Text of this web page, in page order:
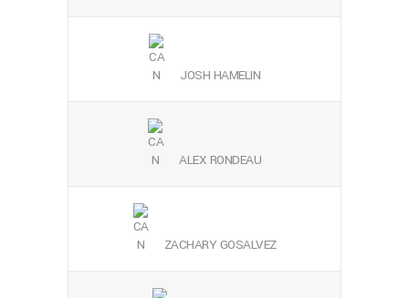
JOSH HAMELIN
ALEX RONDEAU
ZACHARY GOSALVEZ